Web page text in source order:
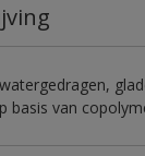
basis van